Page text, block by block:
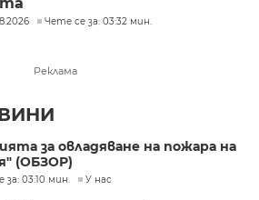
Чете се за: 03:32 мин.
Реклама
за овладяване на пожара на
(ОБЗОР)
за: 03:10 мин. У нас